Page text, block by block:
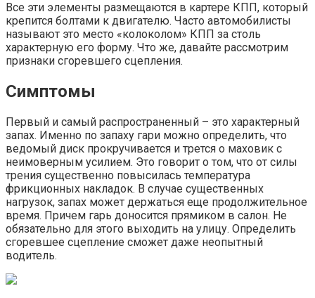
Все эти элементы размещаются в картере КПП, который
крепится болтами к двигателю. Часто автомобилисты
называют это место «колоколом» КПП за столь
характерную его форму. Что же, давайте рассмотрим
признаки сгоревшего сцепления.
Симптомы
Первый и самый распространенный – это характерный
запах. Именно по запаху гари можно определить, что
ведомый диск прокручивается и трется о маховик с
неимоверным усилием. Это говорит о том, что от силы
трения существенно повысилась температура
фрикционных накладок. В случае существенных
нагрузок, запах может держаться еще продолжительное
время. Причем гарь доносится прямиком в салон. Не
обязательно для этого выходить на улицу. Определить
сгоревшее сцепление сможет даже неопытный
водитель.